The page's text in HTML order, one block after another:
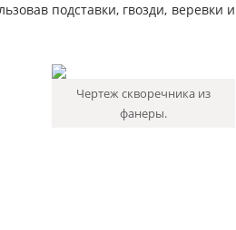
подставки, гвозди, веревки и
Чертеж скворечника из
фанеры.